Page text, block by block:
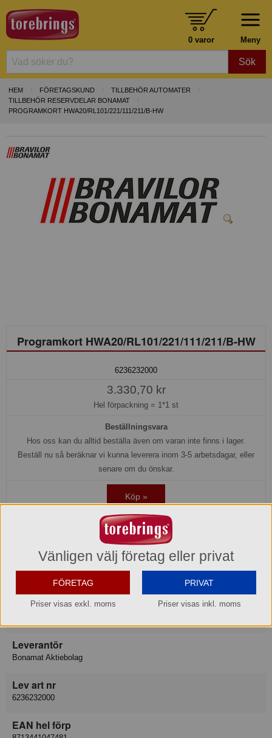
Meny
0 varor
Sök
HEM FÖRETAGSKUND
TILLBEHÖR AUTOMATER
TILLBEHÖR RESERVDELAR BONAMAT
PROGRAMKORT HWA20/RL101/221/111/211/B-HW
Programkort HWA20/RL101/221/111/211/B-HW
6236232000
3.330,70 kr
Hel förpackning = 1*1 st
Beställningsvara
Hos oss kan du alltid beställa även om varan inte finns i lager.
Beställ nu så beräknar vi kunna leverera inom 3-5 arbetsdagar, eller
senare om du önskar.
Köp »
Produktinformation
Varumärke
Bonamat Bravilor
Varukategori
Leverantör
Bonamat Aktiebolag
Lev art nr
6236232000
EAN hel förp
Vänligen välj företag eller privat
FÖRETAG
Priser visas exkl. moms
PRIVAT
Priser visas inkl. moms